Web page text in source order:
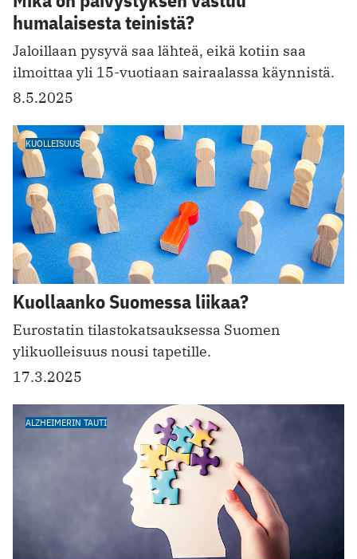
humalaisesta teinistä?
Jaloillaan pysyvä saa lähteä, eikä kotiin saa
ilmoittaa yli 15-vuotiaan sairaalassa käynnistä.
8.5.2025
KUOLLEISUUS
Kuollaanko Suomessa liikaa?
Eurostatin tilastokatsauksessa Suomen
ylikuolleisuus nousi tapetille.
17.3.2025
ALZHEIMERIN TAUTI